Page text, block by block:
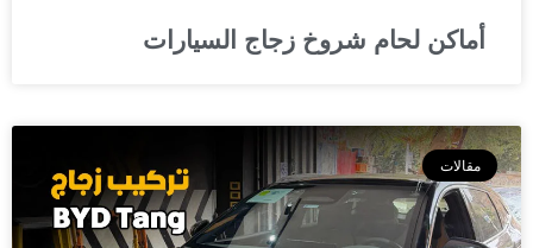
أماكن لحام شروخ زجاج السيارات
مقالات